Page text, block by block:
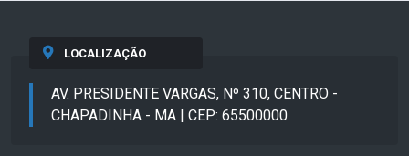
LOCALIZAÇÃO
AV. PRESIDENTE VARGAS, Nº 310, CENTRO -
CHAPADINHA - MA | CEP: 65500000